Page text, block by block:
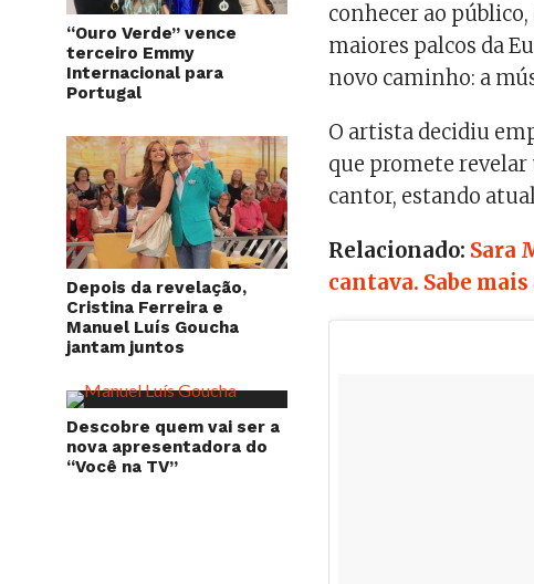
“Ouro Verde” vence
terceiro Emmy
Internacional para
Portugal
Depois da revelação,
Cristina Ferreira e
Manuel Luís Goucha
jantam juntos
Descobre quem vai ser a
nova apresentadora do
“Você na TV”
conhecer ao
maiores palcos da
novo caminho: a
O artista decidiu
que promete revelar
cantor, estando
Relacionado: Sara
cantava. Sabe mais